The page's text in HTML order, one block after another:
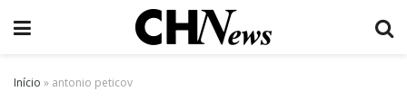
Início » antonio peticov